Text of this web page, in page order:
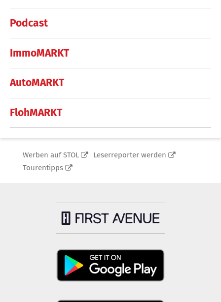
Podcast
ImmoMARKT
AutoMARKT
FlohMARKT
Werben auf STOL
Leserreporter werden
Tourentipps